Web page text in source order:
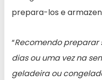
prepara-los e
“Recomendo preparar
dias ou uma vez na
geladeira ou